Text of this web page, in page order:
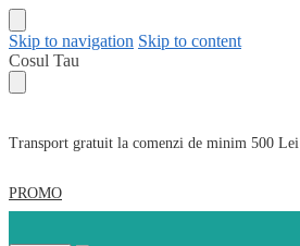
Skip to navigation Skip to content
Cosul Tau
Transport gratuit la comenzi de minim 500 Lei
PROMO